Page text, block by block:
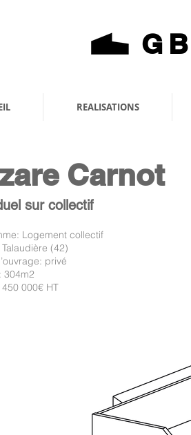
GB
REALISATIONS
Carnot
sur collectif
Logement collectif
(42)
privé
304m2
000€ HT